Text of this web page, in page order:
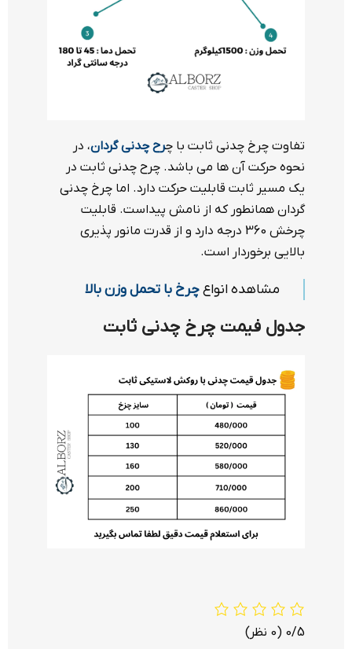
تفاوت چرخ چدنی ثابت با چرح چدنی گردان، در
نحوه حرکت آن ها می باشد. چرح چدنی ثابت در
یک مسیر ثابت قابلیت حرکت دارد. اما چرخ چدنی
گردان همانطور که از نامش پیداست. قابلیت
چرخش 360 درجه دارد و از قدرت مانور پذیری
بالایی برخوردار است.
مشاهده انواعچرخ با تحمل وزن بالا
جدول فیمت چرخ چدنی ثابت
0/5 (0 نظر)